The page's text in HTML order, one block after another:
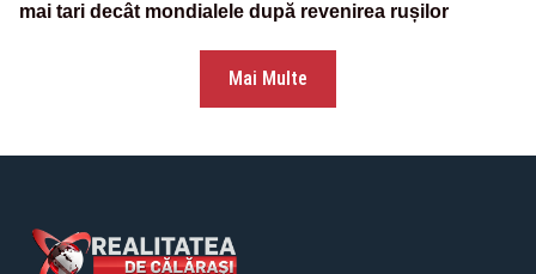
mai tari decât mondialele după revenirea rușilor
Mai Multe